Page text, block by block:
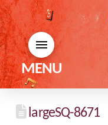
MENU
largeSQ-8671